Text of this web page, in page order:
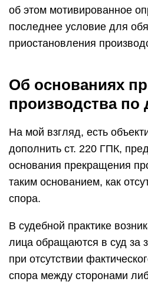
об этом мотивированное
последнее условие для
приостановления
Об основаниях
производства по
На мой взгляд, есть
дополнить ст. 220 ГПК,
основания прекращения
таким основанием, как
спора.
В судебной практике
лица обращаются в суд за
при отсутствии
спора между сторонами